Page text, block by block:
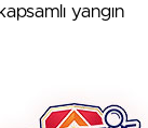
yangın